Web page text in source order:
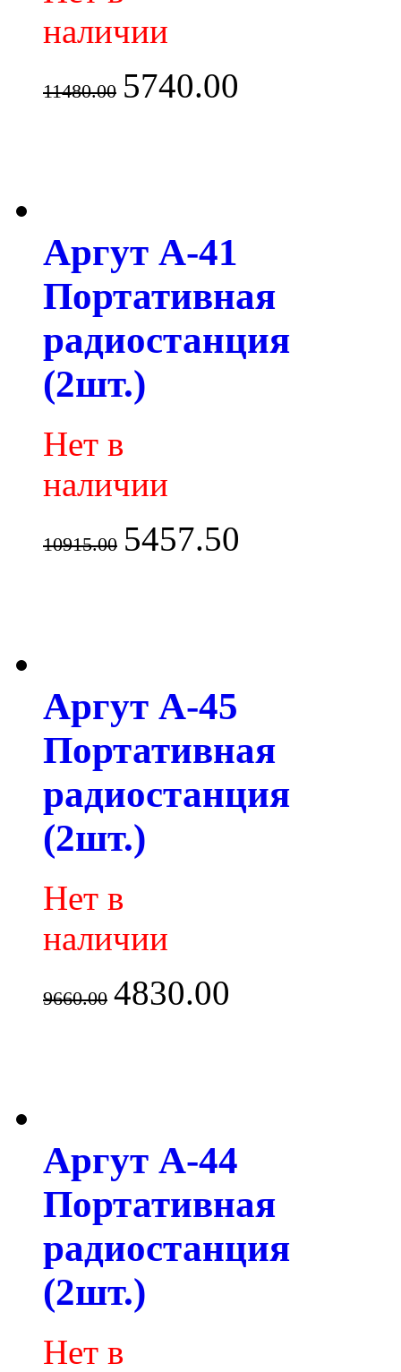
наличии
11480.00 5740.00
Аргут А-41
Портативная
радиостанция
(2шт.)
Нет в
наличии
10915.00 5457.50
Аргут А-45
Портативная
радиостанция
(2шт.)
Нет в
наличии
9660.00 4830.00
Аргут А-44
Портативная
радиостанция
(2шт.)
Нет в